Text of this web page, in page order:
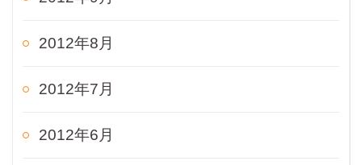
2012年8月
2012年7月
2012年6月